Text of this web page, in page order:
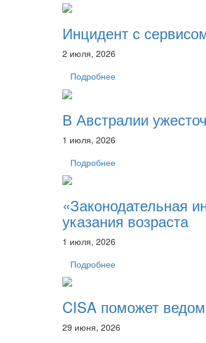
Инцидент с
2 июля, 2026
Подробнее
В Австралии
1 июля, 2026
Подробнее
«Законодательная
указания возраста
1 июля, 2026
Подробнее
CISA поможет
29 июня, 2026